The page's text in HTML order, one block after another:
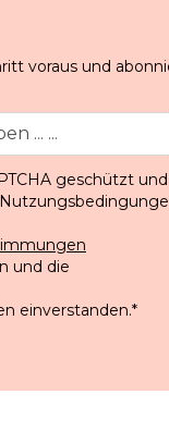
voraus und
geschützt
und die
einverstanden.*